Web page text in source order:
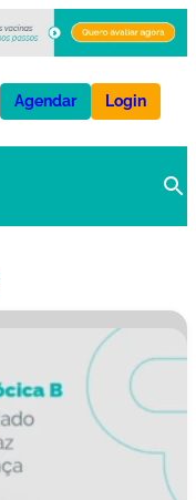
Agendar Login